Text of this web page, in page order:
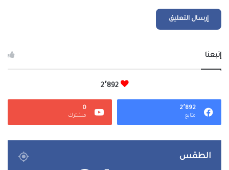
إتبعنا
2٬892
2٬892
متابع
0
مشترك
الطقس